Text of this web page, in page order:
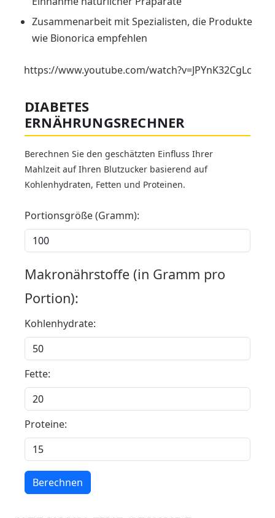
Zusammenarbeit mit Spezialisten, die Produkte
wie Bionorica empfehlen
https://www.youtube.com/watch?v=JPYnK32CgLc
DIABETES
ERNÄHRUNGSRECHNER
Berechnen Sie den geschätzten Einfluss Ihrer
Mahlzeit auf Ihren Blutzucker basierend auf
Kohlenhydraten, Fetten und Proteinen.
Portionsgröße (Gramm):
Makronährstoffe (in Gramm pro
Portion):
Kohlenhydrate:
Fette:
Proteine:
Berechnen